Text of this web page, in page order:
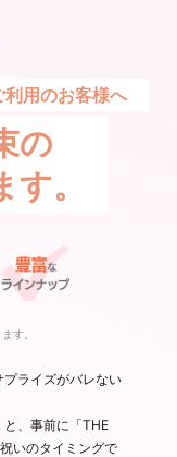
用のお客様へ
の
。
す。
ライズがバレない
、事前に「THE
いのタイミングで